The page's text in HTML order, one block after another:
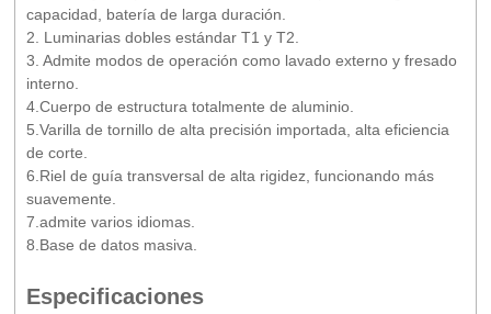
capacidad, batería de larga duración.
2. Luminarias dobles estándar T1 y T2.
3. Admite modos de operación como lavado externo y fresado
interno.
4.Cuerpo de estructura totalmente de aluminio.
5.Varilla de tornillo de alta precisión importada, alta eficiencia
de corte.
6.Riel de guía transversal de alta rigidez, funcionando más
suavemente.
7.admite varios idiomas.
8.Base de datos masiva.
Especificaciones